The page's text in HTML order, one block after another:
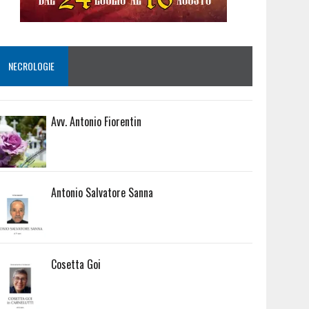
NECROLOGIE
Avv. Antonio Fiorentin
Antonio Salvatore Sanna
Cosetta Goi